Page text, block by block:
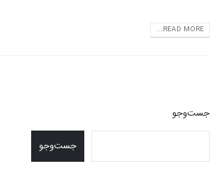
READ MORE...
جست‌وجو
جست‌وجو